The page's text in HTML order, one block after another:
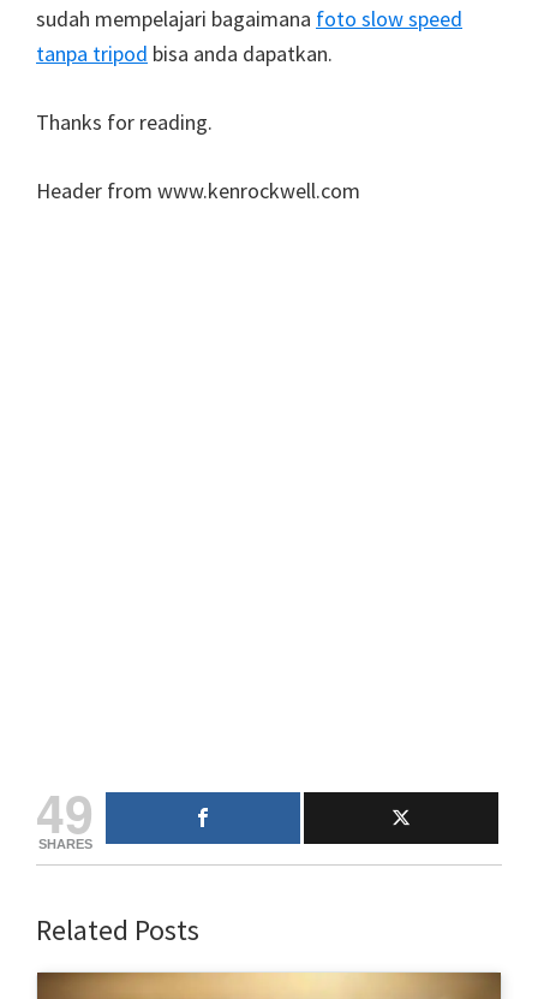
sudah mempelajari bagaimana foto slow speed
tanpa tripod bisa anda dapatkan.
Thanks for reading.
Header from www.kenrockwell.com
49
SHARES
Related Posts